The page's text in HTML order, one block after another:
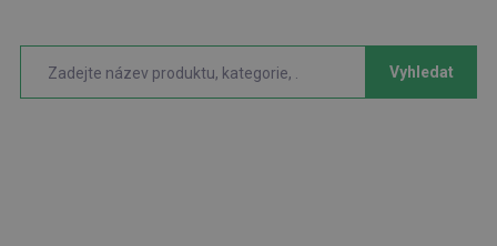
Vyhledat